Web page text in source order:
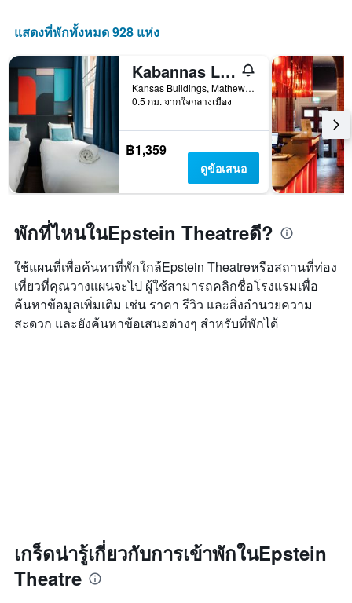
แสดงที่พักทั้งหมด 928 แห่ง
Kabannas Liverpool
Kansas Buildings, Mathew St, Liverpool L2 6re, Uk, ลิเวอร์พูล, สหราชอาณาจักร
0.5 กม. จากใจกลางเมือง
฿1,359
ดูข้อเสนอ
พักที่ไหนในEpstein Theatreดี?
ใช้แผนที่เพื่อค้นหาที่พักใกล้Epstein Theatreหรือสถานที่ท่อง
เที่ยวที่คุณวางแผนจะไป ผู้ใช้สามารถคลิกชื่อโรงแรมเพื่อ
ค้นหาข้อมูลเพิ่มเติม เช่น ราคา รีวิว และสิ่งอำนวยความ
สะดวก และยังค้นหาข้อเสนอต่างๆ สำหรับที่พักได้
เกร็ดน่ารู้เกี่ยวกับการเข้าพักในEpstein
Theatre